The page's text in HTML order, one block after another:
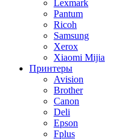
Lexmark
Pantum
Ricoh
Samsung
Xerox
Xiaomi Mijia
Принтеры
Avision
Brother
Canon
Deli
Epson
Fplus